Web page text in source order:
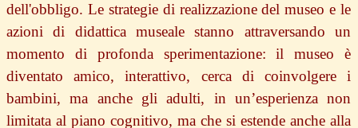
dell'obbligo. Le strategie di realizzazione del museo e le
azioni di didattica museale stanno attraversando un
momento di profonda sperimentazione: il museo è
diventato amico, interattivo, cerca di coinvolgere i
bambini, ma anche gli adulti, in un’esperienza non
limitata al piano cognitivo, ma che si estende anche alla